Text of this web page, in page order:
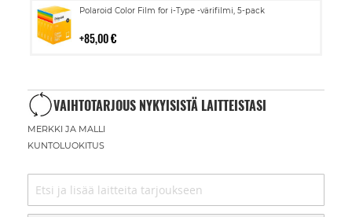
Polaroid Color Film for i-Type -värifilmi, 5-pack
85,00 €
Lisää
VAIHTOTARJOUS NYKYISISTÄ LAITTEISTASI
MERKKI JA MALLI
KUNTOLUOKITUS